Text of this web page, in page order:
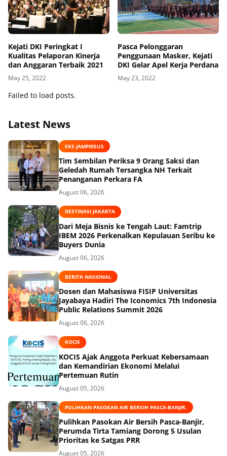
Kejati DKI Peringkat I
Kualitas Pelaporan Kinerja
dan Anggaran Terbaik 2021
May 25, 2022
Pasca Pelonggaran
Penggunaan Masker, Kejati
DKI Gelar Apel Kerja Perdana
May 23, 2022
Failed to load posts.
Latest News
EKS JAMPIDSUS
Tim Sembilan Periksa 9 Orang Saksi dan
Geledah Rumah Tersangka NH Terkait
Penanganan Perkara FA
August 06, 2026
DESTINASI JAKARTA
Dari Meja Bisnis ke Tengah Laut: Famtrip
IBEM 2026 Perkenalkan Kepulauan Seribu ke
Buyers Dunia
August 06, 2026
BERITA NASIONAL
Dosen dan Mahasiswa FISIP Universitas
Jayabaya Hadiri The Iconomics 7th Indonesia
Public Relations Summit 2026
August 06, 2026
KOCIS
KOCIS Ajak Anggota Perkuat Kebersamaan
dan Kemandirian Ekonomi Melalui
Pertemuan Rutin
August 05, 2026
PULIHKAN PASOKAN AIR BERSIH PASCA-BANJIR.
Pulihkan Pasokan Air Bersih Pasca-Banjir,
Perumda Tirta Tamiang Dorong 5 Usulan
Prioritas ke Satgas PRR
August 05, 2026